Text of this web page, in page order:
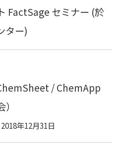
FactSage セミナー (於
ター)
/ ChemApp
年12月31日